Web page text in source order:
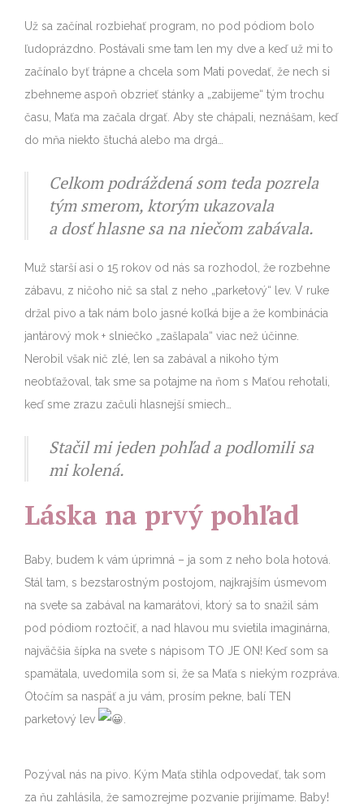
Už sa začínal rozbiehať program, no pod pódiom bolo
ľudoprázdno. Postávali sme tam len my dve a keď už mi to
začínalo byť trápne a chcela som Mati povedať, že nech si
zbehneme aspoň obzrieť stánky a „zabijeme“ tým trochu
času, Maťa ma začala drgať. Aby ste chápali, neznášam, keď
do mňa niekto štuchá alebo ma drgá…
Celkom podráždená som teda pozrela
tým smerom, ktorým ukazovala
a dosť hlasne sa na niečom zabávala.
Muž starší asi o 15 rokov od nás sa rozhodol, že rozbehne
zábavu, z ničoho nič sa stal z neho „parketový“ lev. V ruke
držal pivo a tak nám bolo jasné koľká bije a že kombinácia
jantárový mok + slniečko „zašlapala“ viac než účinne.
Nerobil však nič zlé, len sa zabával a nikoho tým
neobťažoval, tak sme sa potajme na ňom s Maťou rehotali,
keď sme zrazu začuli hlasnejší smiech…
Stačil mi jeden pohľad a podlomili sa
mi kolená.
Láska na prvý pohľad
Baby, budem k vám úprimná – ja som z neho bola hotová.
Stál tam, s bezstarostným postojom, najkrajším úsmevom
na svete sa zabával na kamarátovi, ktorý sa to snažil sám
pod pódiom roztočiť, a nad hlavou mu svietila imaginárna,
najväčšia šípka na svete s nápisom TO JE ON! Keď som sa
spamätala, uvedomila som si, že sa Maťa s niekým rozpráva.
Otočím sa naspäť a ju vám, prosím pekne, balí TEN
parketový lev
.
Pozýval nás na pivo. Kým Maťa stihla odpovedať, tak som
za ňu zahlásila, že samozrejme pozvanie prijímame. Baby!